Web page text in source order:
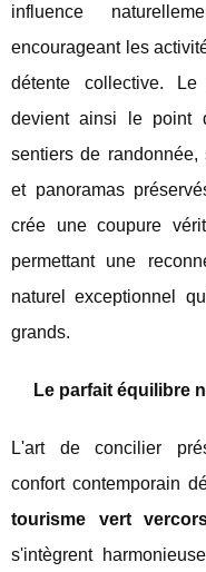
influence
encourageant les
détente collective.
devient ainsi le point
sentiers de
et panoramas
crée une coupure
permettant une
naturel exceptionnel
grands.
Le parfait équilibre
L'art de concilier
confort contemporain
tourisme vert
s'intègrent